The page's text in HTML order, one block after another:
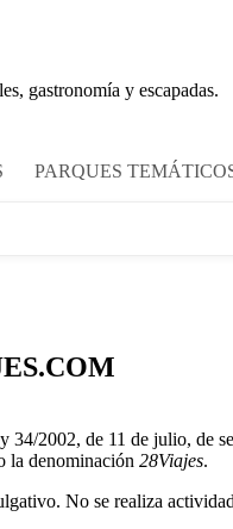
gastronomía y escapadas.
PARQUES
34/2002, de 11 de julio, de
la denominación 28Viajes.
No se realiza